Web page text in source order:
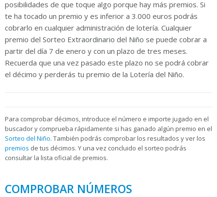
posibilidades de que toque algo porque hay más premios. Si
te ha tocado un premio y es inferior a 3.000 euros podrás
cobrarlo en cualquier administración de lotería. Cualquier
premio del Sorteo Extraordinario del Niño se puede cobrar a
partir del día 7 de enero y con un plazo de tres meses.
Recuerda que una vez pasado este plazo no se podrá cobrar
el décimo y perderás tu premio de la Lotería del Niño.
Para comprobar décimos, introduce el número e importe jugado en el
buscador y comprueba rápidamente si has ganado algún premio en el
Sorteo del Niño. También podrás comprobar los resultados y ver los
premios de tus décimos. Y una vez concluido el sorteo podrás
consultar la lista oficial de premios.
COMPROBAR NÚMEROS